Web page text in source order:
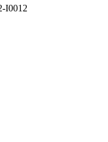
I0012